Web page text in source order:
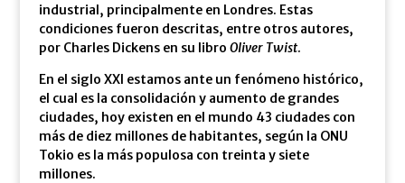
industrial, principalmente en Londres. Estas
condiciones fueron descritas, entre otros autores,
por Charles Dickens en su libro Oliver Twist.
En el siglo XXI estamos ante un fenómeno histórico,
el cual es la consolidación y aumento de grandes
ciudades, hoy existen en el mundo 43 ciudades con
más de diez millones de habitantes, según la ONU
Tokio es la más populosa con treinta y siete
millones.